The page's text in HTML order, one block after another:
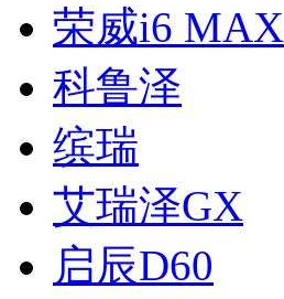
荣威i6 MAX
科鲁泽
缤瑞
艾瑞泽GX
启辰D60